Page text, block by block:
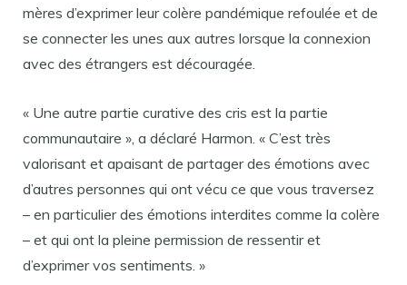
mères d’exprimer leur colère pandémique refoulée et de
se connecter les unes aux autres lorsque la connexion
avec des étrangers est découragée.
« Une autre partie curative des cris est la partie
communautaire », a déclaré Harmon. « C’est très
valorisant et apaisant de partager des émotions avec
d’autres personnes qui ont vécu ce que vous traversez
– en particulier des émotions interdites comme la colère
– et qui ont la pleine permission de ressentir et
d’exprimer vos sentiments. »